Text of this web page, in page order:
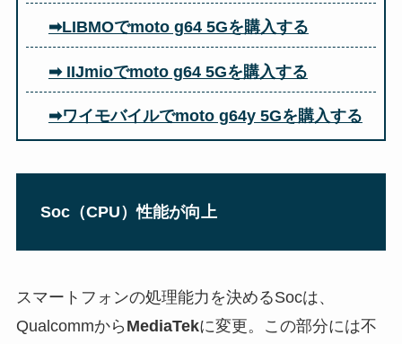
➡LIBMOでmoto g64 5Gを購入する
➡ IIJmioでmoto g64 5Gを購入する
➡ワイモバイルでmoto g64y 5Gを購入する
Soc（CPU）性能が向上
スマートフォンの処理能力を決めるSocは、
Qualcommから MediaTekに変更。この部分には不